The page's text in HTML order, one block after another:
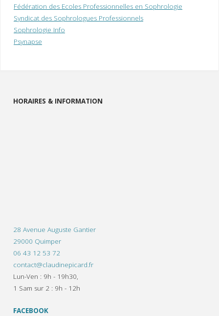
Fédération des Ecoles Professionnelles en Sophrologie
Syndicat des Sophrologues Professionnels
Sophrologie Info
Psynapse
HORAIRES & INFORMATION
28 Avenue Auguste Gantier
29000 Quimper
06 43 12 53 72
contact@claudinepicard.fr
Lun-Ven : 9h - 19h30,
1 Sam sur 2 : 9h - 12h
FACEBOOK